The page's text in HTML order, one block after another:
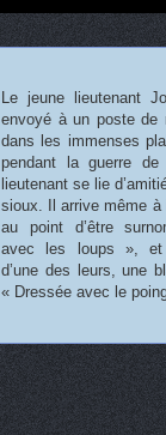
Le jeune lieutenant
envoyé à un poste de
dans les immenses
pendant la guerre de
lieutenant se lie
sioux. Il arrive même à
au point d’être
avec les loups », et
d’une des leurs, une
« Dressée avec le